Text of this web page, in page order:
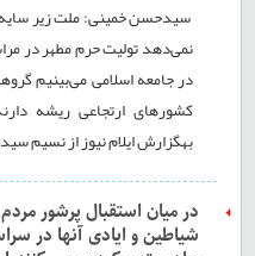
سیدحسن خمینی: ملت زیر
نمی‌دهد تولیت حرم مطهر در
در جامعه اسلامی می‌بینیم
کشورهای ارتجاعی ریشه
بهگزارش ایلام نیوز از نسیم
در میان استقبال پرشور
شیاطین و ایادی آنها در